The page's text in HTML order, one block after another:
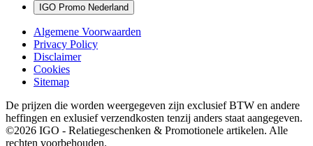
IGO Promo Nederland
Algemene Voorwaarden
Privacy Policy
Disclaimer
Cookies
Sitemap
De prijzen die worden weergegeven zijn exclusief BTW en andere
heffingen en exlusief verzendkosten tenzij anders staat aangegeven.
©2026 IGO - Relatiegeschenken & Promotionele artikelen. Alle
rechten voorbehouden.